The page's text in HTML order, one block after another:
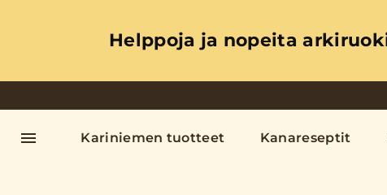
Helppoja ja nopeita
Kariniemen tuotteet Kanareseptit